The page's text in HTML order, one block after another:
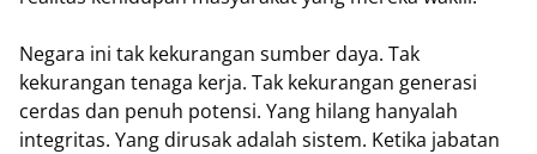
Negara ini tak kekurangan sumber daya. Tak
kekurangan tenaga kerja. Tak kekurangan generasi
cerdas dan penuh potensi. Yang hilang hanyalah
integritas. Yang dirusak adalah sistem. Ketika jabatan